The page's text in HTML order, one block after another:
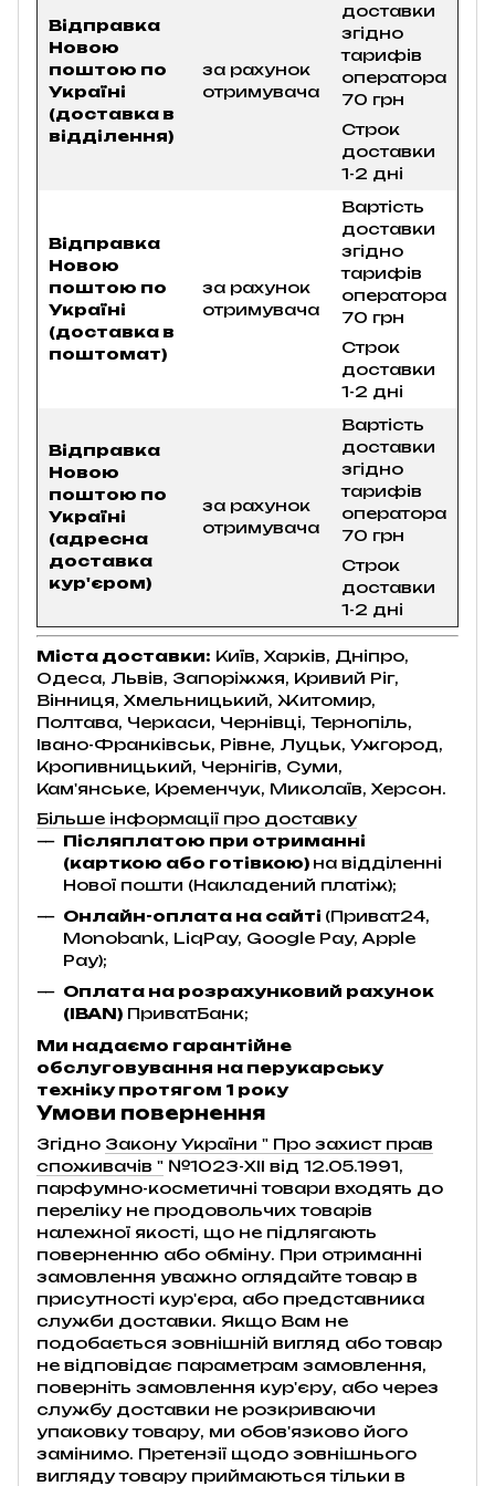
Відправка
Новою
поштою по
Україні
(доставка в
відділення)
за рахунок
отримувача
доставки
згідно
тарифів
оператора
70 грн
Строк
доставки
1-2 дні
Відправка
Новою
поштою по
Україні
(доставка в
поштомат)
за рахунок
отримувача
Вартість
доставки
згідно
тарифів
оператора
70 грн
Строк
доставки
1-2 дні
Відправка
Новою
поштою по
Україні
(адресна
доставка
кур'єром)
за рахунок
отримувача
Вартість
доставки
згідно
тарифів
оператора
70 грн
Строк
доставки
1-2 дні
Міста доставки: Київ, Харків, Дніпро,
Одеса, Львів, Запоріжжя, Кривий Ріг,
Вінниця, Хмельницький, Житомир,
Полтава, Черкаси, Чернівці, Тернопіль,
Івано-Франківськ, Рівне, Луцьк, Ужгород,
Кропивницький, Чернігів, Суми,
Кам'янське, Кременчук, Миколаїв, Херсон.
Більше інформації про доставку
Післяплатою при отриманні
(карткою або готівкою) на відділенні
Нової пошти (Накладений платіж);
Онлайн-оплата на сайті (Приват24,
Monobank, LiqPay, Google Pay, Apple
Pay);
Оплата на розрахунковий рахунок
(IBAN) ПриватБанк;
Ми надаємо гарантійне
обслуговування на перукарську
техніку протягом 1 року
Умови повернення
Згідно Закону України " Про захист прав
споживачів " №1023-XII від 12.05.1991,
парфумно-косметичні товари входять до
переліку не продовольчих товарів
належної якості, що не підлягають
поверненню або обміну. При отриманні
замовлення уважно оглядайте товар в
присутності кур'єра, або представника
служби доставки. Якщо Вам не
подобається зовнішній вигляд або товар
не відповідає параметрам замовлення,
поверніть замовлення кур'єру, або через
службу доставки не розкриваючи
упаковку товару, ми обов'язково його
замінимо. Претензії щодо зовнішнього
вигляду товару приймаються тільки в